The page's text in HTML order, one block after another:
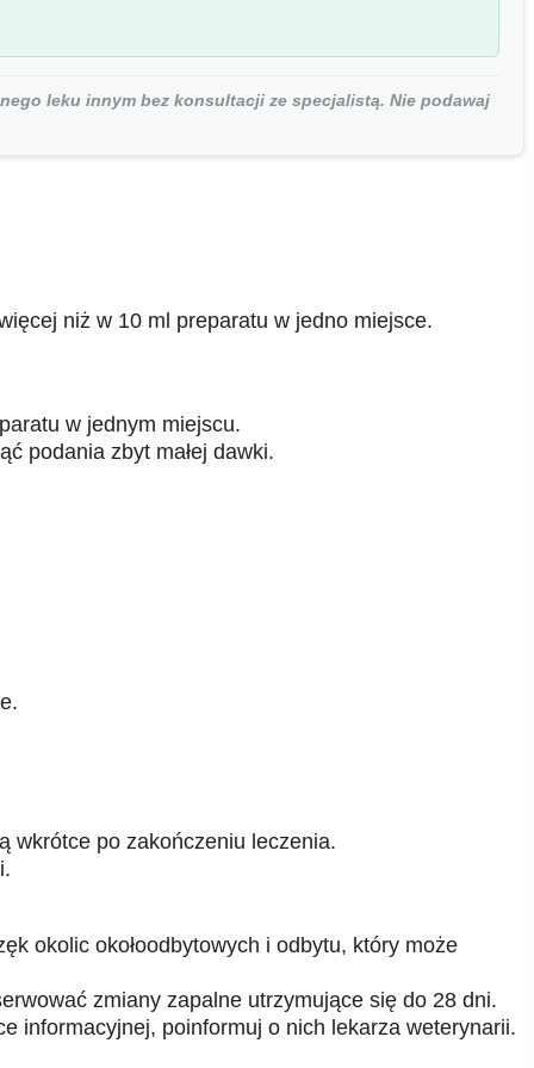
leku innym bez konsultacji ze specjalistą. Nie podawaj
niż w 10 ml preparatu w jedno miejsce.
w jednym miejscu.
podania zbyt małej dawki.
wkrótce po zakończeniu leczenia.
okolic okołoodbytowych i odbytu, który może
zmiany zapalne utrzymujące się do 28 dni.
informacyjnej, poinformuj o nich lekarza weterynarii.